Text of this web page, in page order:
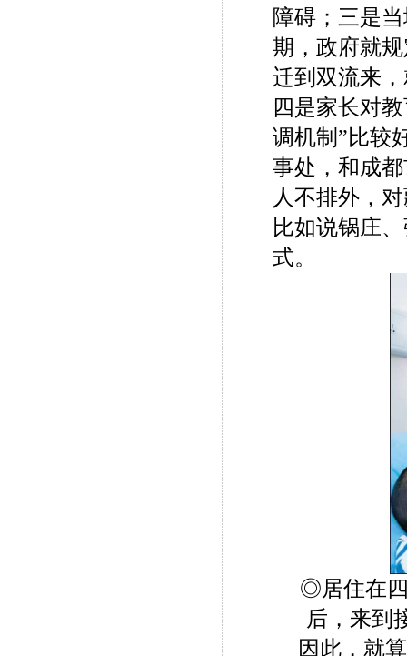
障碍；三是
期，政府就
迁到双流来
四是家长对
调机制”比较
事处，和成
人不排外，
比如说锅庄
式。
◎居住在
后，来到
因此，就